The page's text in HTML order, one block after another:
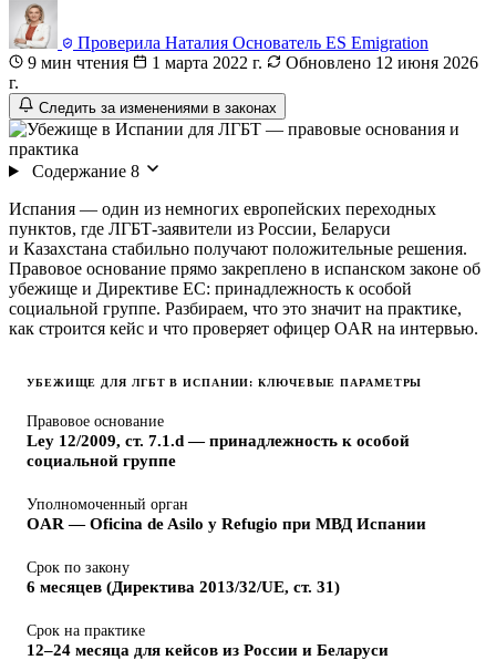
Проверила Наталия Основатель ES Emigration
9 мин чтения
1 марта 2022 г.
Обновлено 12 июня 2026
г.
Следить за изменениями в законах
Содержание 8
Испания — один из немногих европейских переходных
пунктов, где ЛГБТ-заявители из России, Беларуси
и Казахстана стабильно получают положительные решения.
Правовое основание прямо закреплено в испанском законе об
убежище и Директиве ЕС: принадлежность к особой
социальной группе. Разбираем, что это значит на практике,
как строится кейс и что проверяет офицер OAR на интервью.
УБЕЖИЩЕ ДЛЯ ЛГБТ В ИСПАНИИ: КЛЮЧЕВЫЕ ПАРАМЕТРЫ
Правовое основание
Ley 12/2009, ст. 7.1.d — принадлежность к особой
социальной группе
Уполномоченный орган
OAR — Oficina de Asilo y Refugio при МВД Испании
Срок по закону
6 месяцев (Директива 2013/32/UE, ст. 31)
Срок на практике
12–24 месяца для кейсов из России и Беларуси